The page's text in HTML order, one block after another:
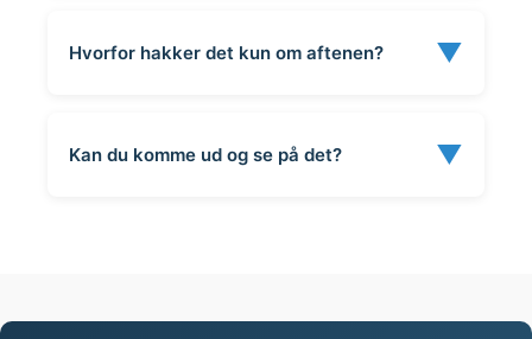
Hvorfor hakker det kun om aftenen? ▼
Kan du komme ud og se på det? ▼